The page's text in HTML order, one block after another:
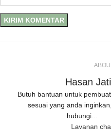
Hasan
Butuh bantuan untuk
sesuai yang anda
hubungi...
Layanan